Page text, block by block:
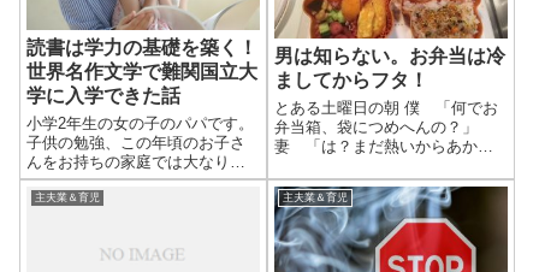
読書は学力の基礎を築く！
世界名作文学で難関国立大
学に入学できた話
小学2年生の女の子のパパです。
子供の勉強、この年頃のお子さ
んをお持ちの家庭では大なり小
なり頭を悩ませる問題ですね。
そんな家庭での解決策の１つに
ての読書は最高の勉強です。声
男は知らない。お弁当は冷
ましてからフタ！
とある土曜日の朝 僕 「何でお
弁当箱、袋につめへんの？」
妻 「は？まだ熱いからあかん
た方が、あったかいまま食べれ
ておいしいやん？」 妻 「知ら
んの？お弁当は冷ましてから蓋
するんやで？」 僕 「…」 土曜
日です...
主夫業＆育児 主夫業＆育児